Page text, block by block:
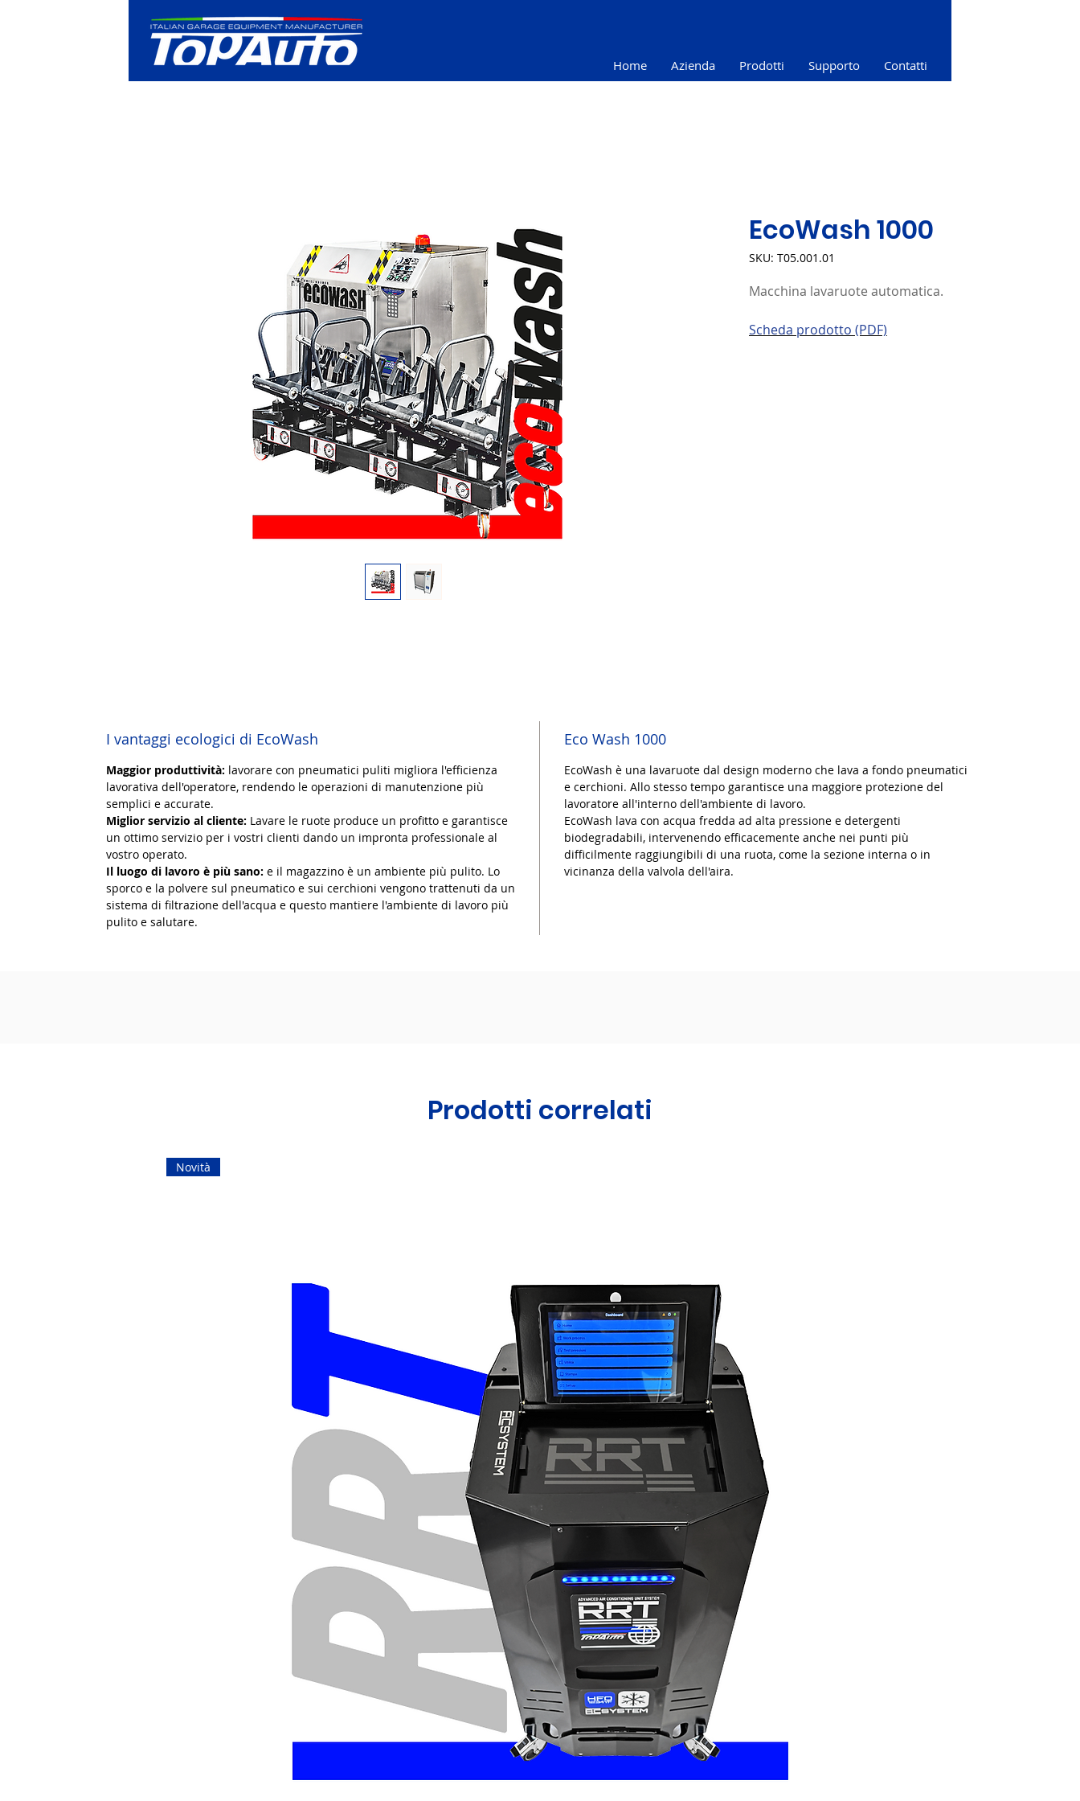
Home Azienda Prodotti Supporto Contatti
EcoWash 1000
SKU: T05.001.01
Macchina lavaruote automatica.
Scheda prodotto (PDF)
I vantaggi ecologici di EcoWash
Maggior produttività: lavorare con pneumatici puliti migliora l'efficienza
lavorativa dell'operatore, rendendo le operazioni di manutenzione più
semplici e accurate.
Miglior servizio al cliente: Lavare le ruote produce un profitto e garantisce
un ottimo servizio per i vostri clienti dando un impronta professionale al
vostro operato.
Il luogo di lavoro è più sano: e il magazzino è un ambiente più pulito. Lo
sporco e la polvere sul pneumatico e sui cerchioni vengono trattenuti da un
sistema di filtrazione dell'acqua e questo mantiere l'ambiente di lavoro più
pulito e salutare.
Eco Wash 1000
EcoWash è una lavaruote dal design moderno che lava a fondo pneumatici
e cerchioni. Allo stesso tempo garantisce una maggiore protezione del
lavoratore all'interno dell'ambiente di lavoro.
EcoWash lava con acqua fredda ad alta pressione e detergenti
biodegradabili, intervenendo efficacemente anche nei punti più
difficilmente raggiungibili di una ruota, come la sezione interna o in
vicinanza della valvola dell'aira.
Prodotti correlati
Novità